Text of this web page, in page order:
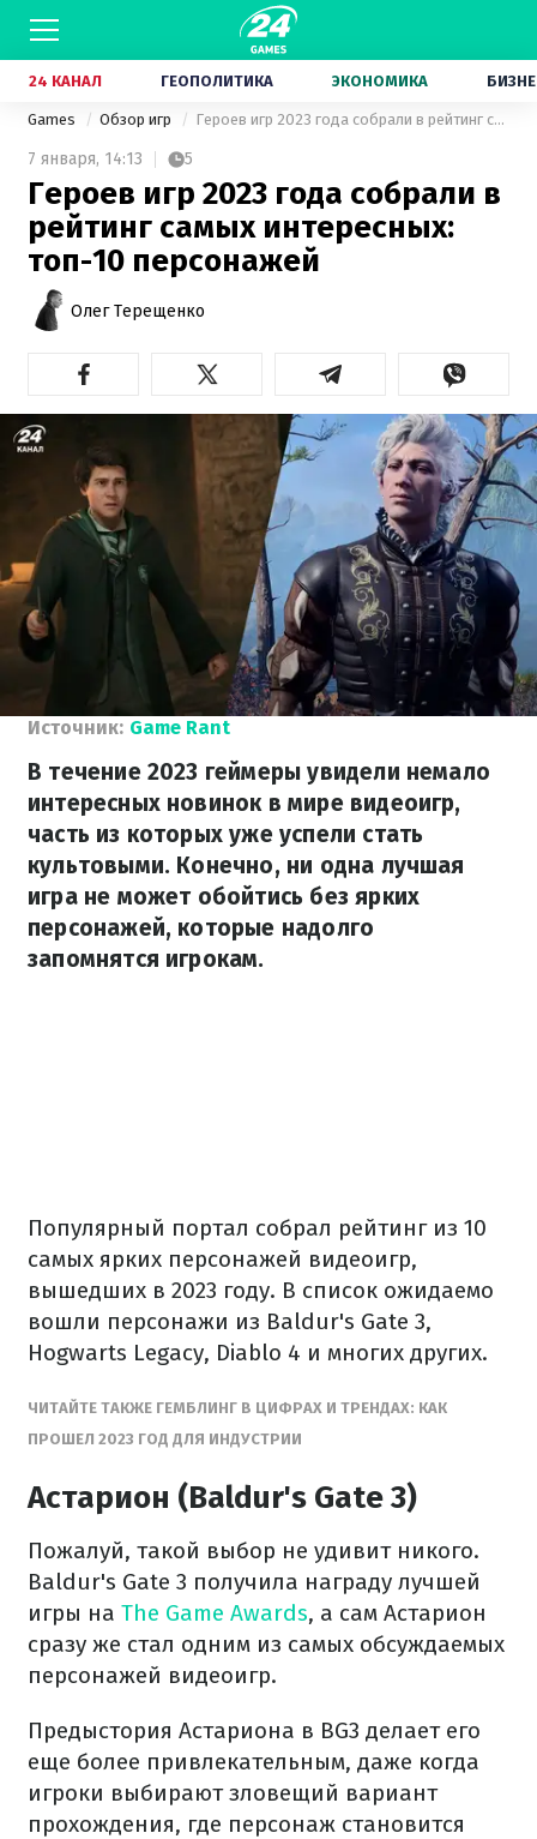
24 КАНАЛ ГЕОПОЛИТИКА ЭКОНОМИКА
Games Обзор игр Героев игр 2023 года собрали в рейтинг самых интересных: топ-10 персонажей
7 января, 14:13 5
Героев игр 2023 года собрали в
рейтинг самых интересных:
топ-10 персонажей
Олег Терещенко
Источник: Game Rant
В течение 2023 геймеры увидели немало
интересных новинок в мире видеоигр,
часть из которых уже успели стать
культовыми. Конечно, ни одна лучшая
игра не может обойтись без ярких
персонажей, которые надолго
запомнятся игрокам.
Популярный портал собрал рейтинг из 10
самых ярких персонажей видеоигр,
вышедших в 2023 году. В список ожидаемо
вошли персонажи из Baldur's Gate 3,
Hogwarts Legacy, Diablo 4 и многих других.
ЧИТАЙТЕ ТАКЖЕ ГЕМБЛИНГ В ЦИФРАХ И ТРЕНДАХ: КАК
ПРОШЕЛ 2023 ГОД ДЛЯ ИНДУСТРИИ
Астарион (Baldur's Gate 3)
Пожалуй, такой выбор не удивит никого.
Baldur's Gate 3 получила награду лучшей
игры на The Game Awards, а сам Астарион
сразу же стал одним из самых обсуждаемых
персонажей видеоигр.
Предыстория Астариона в BG3 делает его
еще более привлекательным, даже когда
игроки выбирают зловещий вариант
прохождения, где персонаж становится